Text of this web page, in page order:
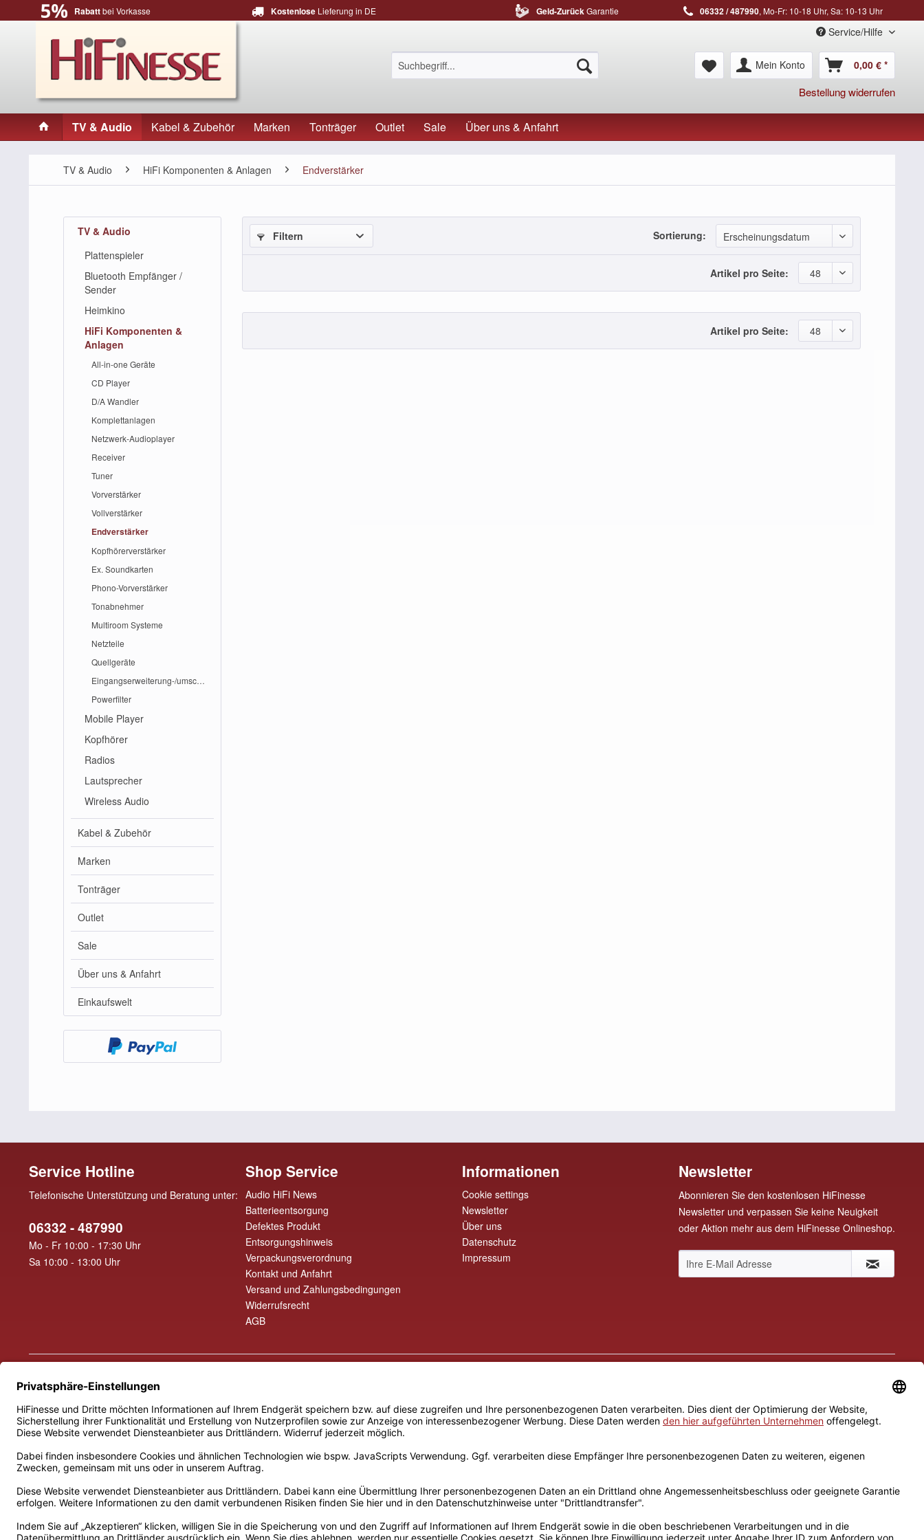
Rabattbei Vorkasse Kostenlose Lieferung in DE Geld-ZurückGarantie 06332 / 487990, Mo-Fr: 10-18 Uhr, Sa: 10-13 Uhr
Service/Hilfe
Mein Konto 0,00 € *
Bestellung widerrufen
TV & Audio Kabel & Zubehör Marken Tonträger Outlet Sale Über uns & Anfahrt
TV & Audio HiFi Komponenten & Anlagen Endverstärker
TV & Audio
Plattenspieler
Bluetooth Empfänger /
Sender
Heimkino
HiFi Komponenten &
Anlagen
All-in-one Geräte
CD Player
D/A Wandler
Komplettanlagen
Netzwerk-Audioplayer
Receiver
Tuner
Vorverstärker
Vollverstärker
Endverstärker
Kopfhörerverstärker
Ex. Soundkarten
Phono-Vorverstärker
Tonabnehmer
Multiroom Systeme
Netzteile
Quellgeräte
Eingangserweiterung-/umschaltung
Powerfilter
Mobile Player
Kopfhörer
Radios
Lautsprecher
Wireless Audio
Kabel & Zubehör
Marken
Tonträger
Outlet
Sale
Über uns & Anfahrt
Einkaufswelt
Filtern Sortierung: Erscheinungsdatum
Artikel pro Seite: 48
Artikel pro Seite: 48
Service Hotline
Telefonische Unterstützung und Beratung unter:
06332 - 487990
Mo - Fr 10:00 - 17:30 Uhr
Sa 10:00 - 13:00 Uhr
Shop Service
Audio HiFi News
Batterieentsorgung
Defektes Produkt
Entsorgungshinweis
Verpackungsverordnung
Kontakt und Anfahrt
Versand und Zahlungsbedingungen
Widerrufsrecht
AGB
Informationen
Cookie settings
Newsletter
Über uns
Datenschutz
Impressum
Newsletter
Abonnieren Sie den kostenlosen HiFinesse
Newsletter und verpassen Sie keine Neuigkeit
oder Aktion mehr aus dem HiFinesse Onlineshop.
* Alle Preise inkl. gesetzl. Mehrwertsteuer